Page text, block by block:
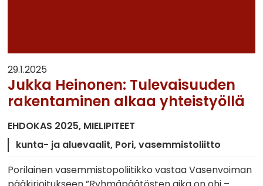
29.1.2025
Jukka Heinonen: Tulevaisuuden
rakentaminen alkaa yhteistyöllä
EHDOKAS 2025 MIELIPITEET
kunta- ja aluevaalit Pori vasemmistoliitto
Porilainen vasemmistopoliitikko vastaa Vasenvoiman